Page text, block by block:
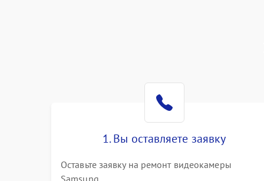
1. Вы оставляете заявку
Оставьте заявку на ремонт видеокамеры
Samsung